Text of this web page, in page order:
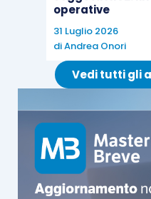
operative
31 Luglio 2026
diAndrea Onori
Vedi tutti gli